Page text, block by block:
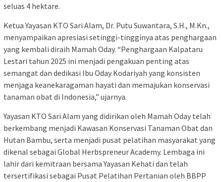
seluas 4 hektare.
Ketua Yayasan KTO Sari Alam, Dr. Putu Suwantara, S.H., M.Kn.,
menyampaikan apresiasi setinggi-tingginya atas penghargaan
yang kembali diraih Mamah Oday. “Penghargaan Kalpataru
Lestari tahun 2025 ini menjadi pengakuan penting atas
semangat dan dedikasi Ibu Oday Kodariyah yang konsisten
menjaga keanekaragaman hayati dan memajukan konservasi
tanaman obat di Indonesia,” ujarnya.
Yayasan KTO Sari Alam yang didirikan oleh Mamah Oday telah
berkembang menjadi Kawasan Konservasi Tanaman Obat dan
Hutan Bambu, serta menjadi pusat pelatihan masyarakat yang
dikenal sebagai Global Herbspreneur Academy. Lembaga ini
lahir dari kemitraan bersama Yayasan Kehati dan telah
tersertifikasi sebagai Pusat Pelatihan Pertanian oleh BBPP